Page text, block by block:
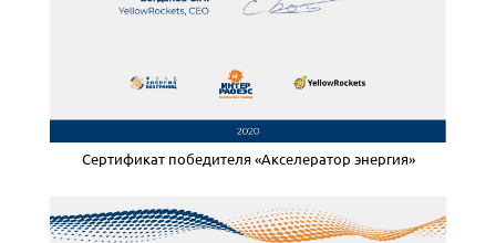
Сертификат победителя «Акселератор энергия»